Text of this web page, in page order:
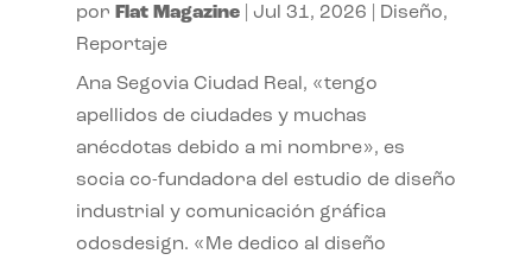
por Flat Magazine| Jul 31, 2026 Diseño,
Reportaje
Ana Segovia Ciudad Real, «tengo
apellidos de ciudades y muchas
anécdotas debido a mi nombre», es
socia co-fundadora del estudio de diseño
industrial y comunicación gráfica
odosdesign. «Me dedico al diseño